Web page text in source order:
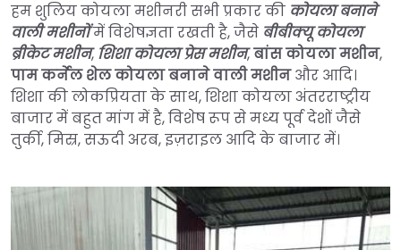
हम शुलिय कोयला मशीनरी सभी प्रकार की कोयला बनाने
वाली मशीनोंमें विशेषज्ञता रखती है, जैसे बीबीक्यू कोयला
ब्रीकेट मशीन,शिशा कोयला प्रेस मशीन,बांस कोयला मशीन,
पाम कर्नेल शेल कोयला बनाने वाली मशीनऔर आदि।
शिशा की लोकप्रियता के साथ, शिशा कोयला अंतरराष्ट्रीय
बाजार में बहुत मांग में है, विशेष रूप से मध्य पूर्व देशों जैसे
तुर्की, मिस्र, सऊदी अरब, इज़राइल आदि के बाजार में।